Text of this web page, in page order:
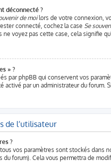
déconnecté ?
de moilors de votre connexion,
connecté, cochez la case Se
ne voyez pas cette case, cela signifie
» ?
par phpBB qui conservent vos
activé par un administrateur du
de l’utilisateur
?
vos paramètres sont stockés dans
du forum). Cela vous permettra de